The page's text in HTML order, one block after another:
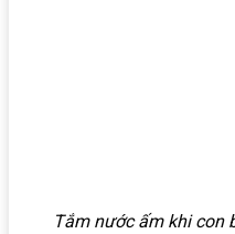
Tắm nước ấm khi con